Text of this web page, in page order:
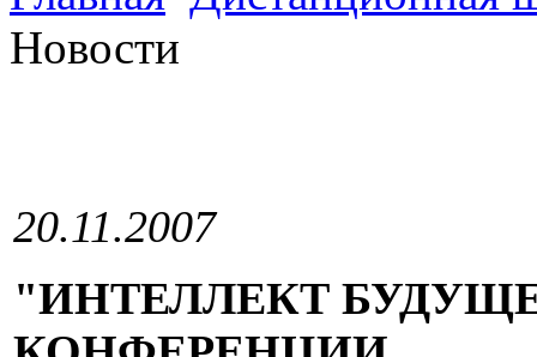
Новости
20.11.2007
"ИНТЕЛЛЕКТ